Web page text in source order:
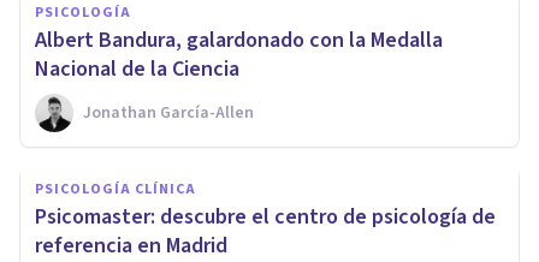
PSICOLOGÍA
​Albert Bandura, galardonado con la Medalla
Nacional de la Ciencia
Jonathan García-Allen
PSICOLOGÍA CLÍNICA
Psicomaster: descubre el centro de psicología de
referencia en Madrid